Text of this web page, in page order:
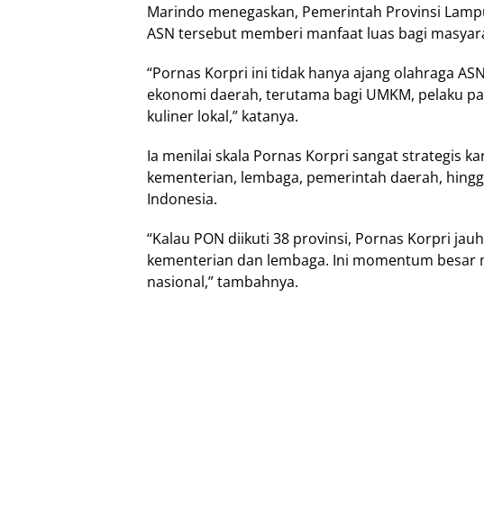
Marindo menegaskan, Pemerintah Provinsi
ASN tersebut memberi manfaat luas bagi
“Pornas Korpri ini tidak hanya ajang olahraga
ekonomi daerah, terutama bagi UMKM, pelaku
kuliner lokal,” katanya.
Ia menilai skala Pornas Korpri sangat strategis
kementerian, lembaga, pemerintah daerah,
Indonesia.
“Kalau PON diikuti 38 provinsi, Pornas Korpri
kementerian dan lembaga. Ini momentum besar
nasional,” tambahnya.